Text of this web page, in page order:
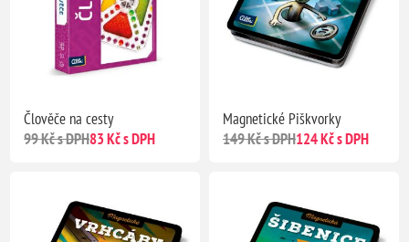
Člověče na cesty
99 Kč s DPH83 Kč s DPH
Magnetické Piškvorky
149 Kč s DPH124 Kč s DPH